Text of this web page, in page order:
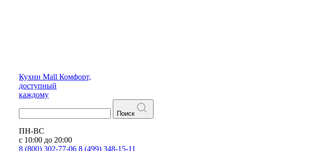
Кухни Mall Комфорт,
доступный
каждому
Поиск
ПН-ВС
с 10:00 до 20:00
8 (800) 302-77-06 8 (499) 348-15-11